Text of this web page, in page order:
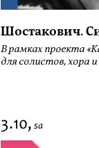
Шостакович.
В рамках проекта
для солистов, хора
3.10, sa